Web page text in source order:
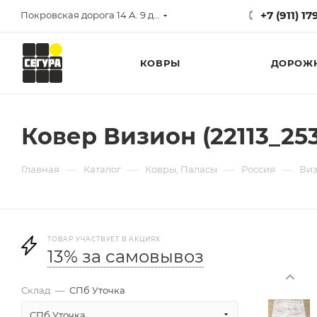
+7 (911)
КОВРЫ
Ковер Визион
Главная — Каталог — Ковры, Паласы — Россия —
ТОВАР УЧАСТВУЕТ В АКЦИЯХ
13% за самовывоз
Склад — СПб Уточка